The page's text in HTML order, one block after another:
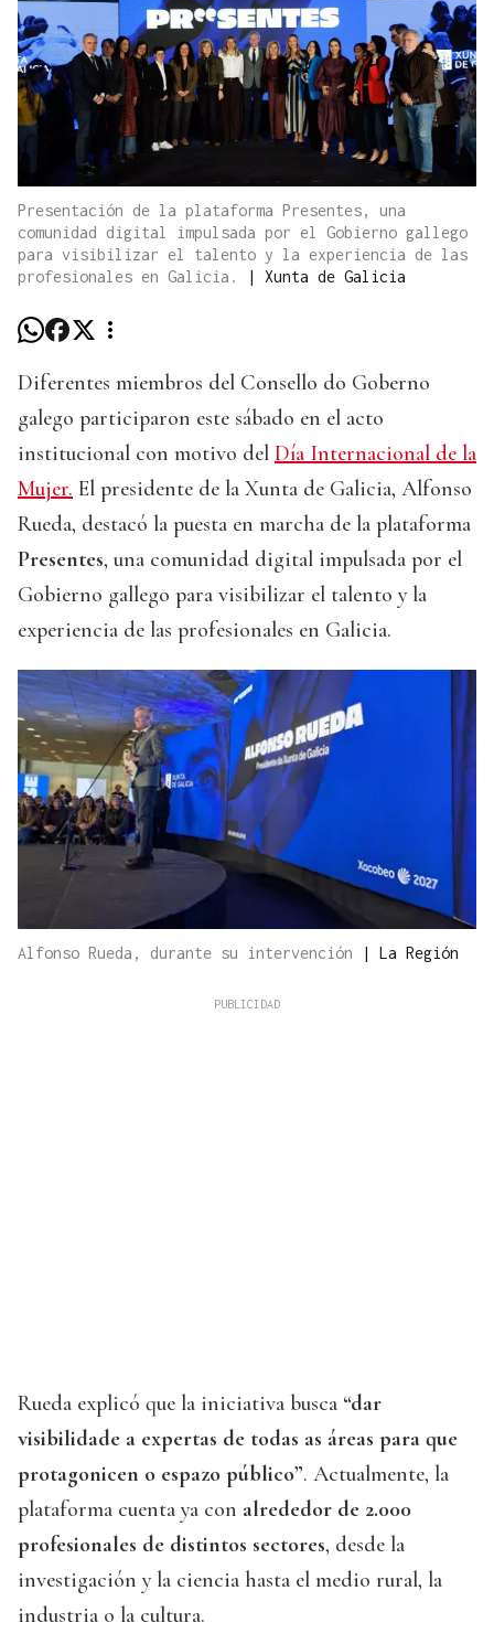
Presentación de la plataforma Presentes, una
comunidad digital impulsada por el Gobierno gallego
para visibilizar el talento y la experiencia de las
profesionales en Galicia.
| Xunta de Galicia
Diferentes miembros del Consello do Goberno
galego participaron este sábado en el acto
institucional con motivo del Día Internacional de la
Mujer. El presidente de la Xunta de Galicia, Alfonso
Rueda, destacó la puesta en marcha de la plataforma
Presentes, una comunidad digital impulsada por el
Gobierno gallego para visibilizar el talento y la
experiencia de las profesionales en Galicia.
Alfonso Rueda, durante su intervención | La Región
Rueda explicó que la iniciativa busca “dar
visibilidade a expertas de todas as áreas para que
protagonicen o espazo público”. Actualmente, la
plataforma cuenta ya con alrededor de 2.000
profesionales de distintos sectores, desde la
investigación y la ciencia hasta el medio rural, la
industria o la cultura.